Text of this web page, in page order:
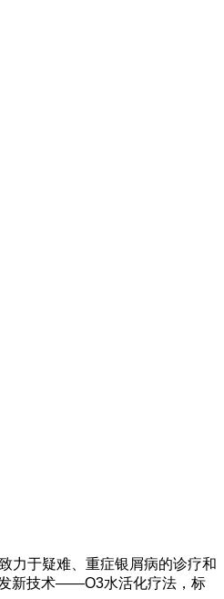
力于疑难、重症银屑病的诊疗和
发新技术——O3水活化疗法，标